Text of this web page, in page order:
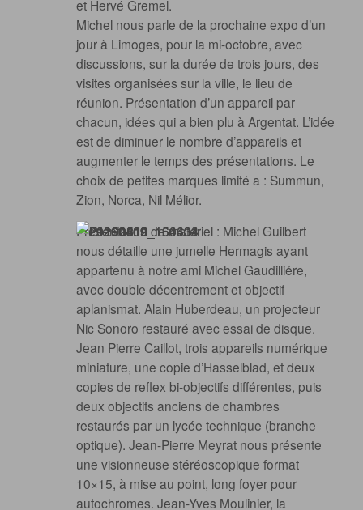
et Hervé Gremel.
Michel nous parle de la prochaine expo d’un
jour à Limoges, pour la mi-octobre, avec
discussions, sur la durée de trois jours, des
visites organisées sur la ville, le lieu de
réunion. Présentation d’un appareil par
chacun, idées qui a bien plu à Argentat. L’idée
est de diminuer le nombre d’appareils et
augmenter le temps des présentations. Le
choix de petites marques limité a : Summun,
Zion, Norca, Nil Mélior.
Présentation de matériel : Michel Guilbert
nous détaille une jumelle Hermagis ayant
appartenu à notre ami Michel Gaudilliére,
avec double décentrement et objectif
aplanismat. Alain Huberdeau, un projecteur
Nic Sonoro restauré avec essai de disque.
Jean Pierre Caillot, trois appareils numérique
miniature, une copie d’Hasselblad, et deux
copies de reflex bi-objectifs différentes, puis
deux objectifs anciens de chambres
restaurés par un lycée technique (branche
optique). Jean-Pierre Meyrat nous présente
une visionneuse stéréoscopique format
10×15, à mise au point, long foyer pour
autochromes. Jean-Yves Moulinier, la